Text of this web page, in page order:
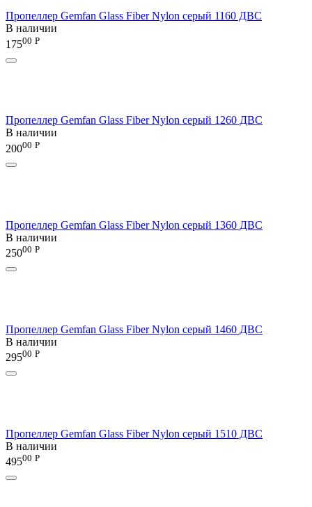
Пропеллер Gemfan Glass Fiber Nylon серый 1160 ДВС
В наличии
17500 Р
Пропеллер Gemfan Glass Fiber Nylon серый 1260 ДВС
В наличии
20000 Р
Пропеллер Gemfan Glass Fiber Nylon серый 1360 ДВС
В наличии
25000 Р
Пропеллер Gemfan Glass Fiber Nylon серый 1460 ДВС
В наличии
29500 Р
Пропеллер Gemfan Glass Fiber Nylon серый 1510 ДВС
В наличии
49500 Р